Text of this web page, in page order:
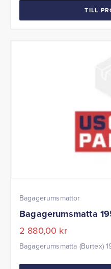
TILL
Bagagerumsmattor
Bagagerumsmatta
2 880,00 kr
Bagagerumsmatta (Burtex)